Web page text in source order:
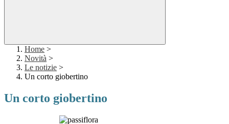
Home >
Novità >
Le notizie >
Un corto giobertino
Un corto giobertino